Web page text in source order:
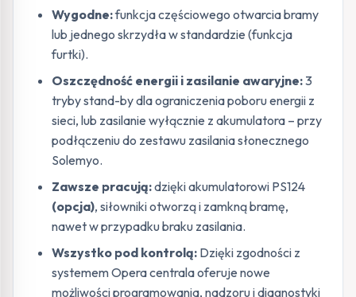
Wygodne:funkcja częściowego otwarcia bramy
lub jednego skrzydła w standardzie (funkcja
furtki).
Oszczędność energii i zasilanie awaryjne:3
tryby stand-by dla ograniczenia poboru energii z
sieci, lub zasilanie wyłącznie z akumulatora – przy
podłączeniu do zestawu zasilania słonecznego
Solemyo.
Zawsze pracują:dzięki akumulatorowi PS124
(opcja), siłowniki otworzą i zamkną bramę,
nawet w przypadku braku zasilania.
Wszystko pod kontrolą: Dzięki zgodności z
systemem Opera centrala oferuje nowe
możliwości programowania, nadzoru i diagnostyki